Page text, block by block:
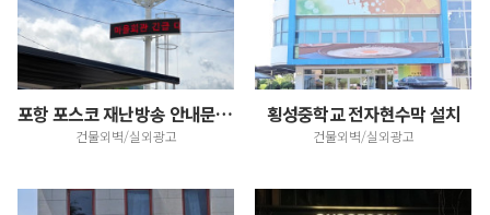
포항 포스코 재난방송 안내문자 전광판 설치
건물외벽/실외광고
횡성중학교 전자현수막 설치
건물외벽/실외광고